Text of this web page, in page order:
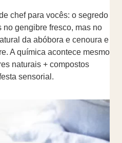
chef para vocês: o segredo
gengibre fresco, mas no
da abóbora e cenoura e
A química acontece mesmo
naturais + compostos
sensorial.